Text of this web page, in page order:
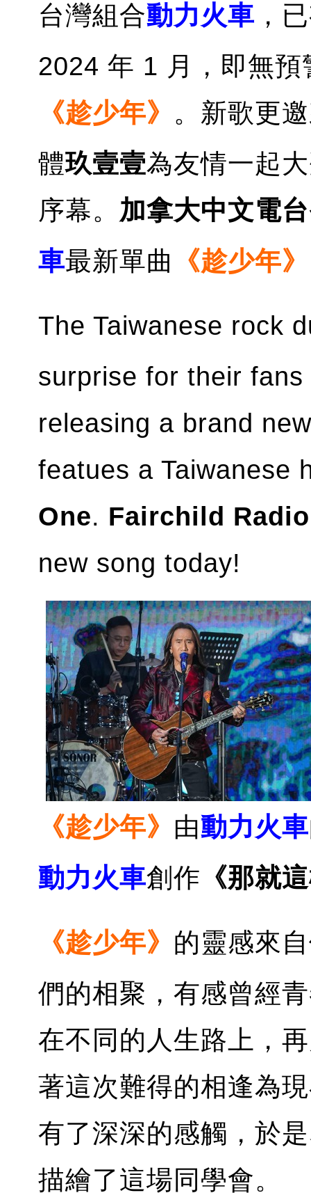
台灣組合動力火車 ，
2024 年 1 月，即無
《趁少年》 。新歌更
體玖壹壹為友情一起
序幕。 加拿大中文電台
車最新單曲 《趁少年》
The Taiwanese rock
surprise for their
releasing a brand
featues a Taiwanese
One. Fairchild
new song today!
《趁少年》 由動力火車
動力火車創作 《那就
《趁少年》 的靈感來
們的相聚，有感曾經
在不同的人生路上，
著這次難得的相逢為
有了深深的感觸，於
描繪了這場同學會。